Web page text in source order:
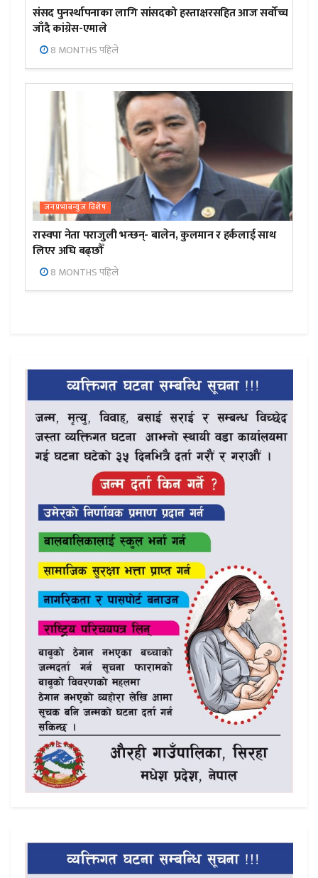
संसद पुनर्स्थापनाका लागि सांसदको हस्ताक्षरसहित आज सर्वोच्च
जाँदै कांग्रेस-एमाले
8 MONTHS पहिले
जनप्रभाबन्युज विशेष
रास्वपा नेता पराजुली भन्छन्- बालेन, कुलमान र हर्कलाई साथ
लिएर अघि बढ्छौँ
8 MONTHS पहिले